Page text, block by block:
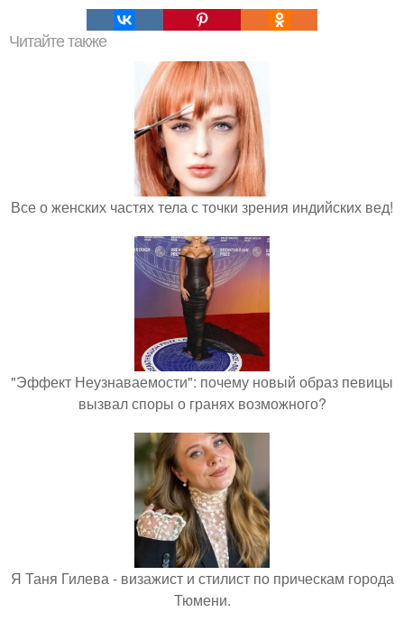
Читайте также
Все о женских частях тела с точки зрения индийских вед!
"Эффект Неузнаваемости": почему новый образ певицы
вызвал споры о гранях возможного?
Я Таня Гилева - визажист и стилист по прическам города
Тюмени.